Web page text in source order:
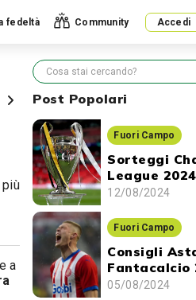
fedeltà Community Accedi
a
Post Popolari
Fuori Campo
Sorteggi
League
ci sono e
12/08/2024
Fuori Campo
Consigli
Fantacalcio
gli
05/08/2024